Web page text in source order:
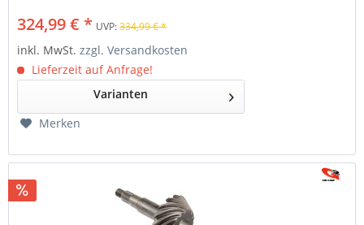
324,99 € * UVP:334,99 € *
inkl. MwSt.zzgl. Versandkosten
Lieferzeit auf Anfrage!
Varianten
Merken